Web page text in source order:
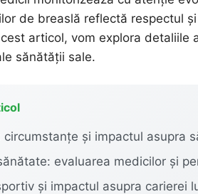
de breaslă reflectă respectul
articol, vom explora detaliile
sănătății sale.
circumstanțe și impactul asupra
evaluarea medicilor și
și impactul asupra carierei